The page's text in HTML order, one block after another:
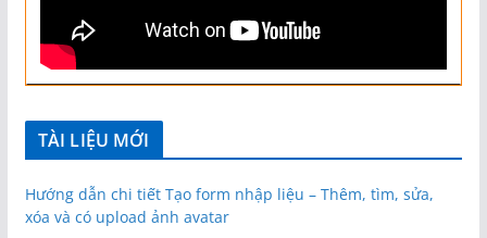
TÀI LIỆU MỚI
Hướng dẫn chi tiết Tạo form nhập liệu – Thêm, tìm, sửa,
xóa và có upload ảnh avatar